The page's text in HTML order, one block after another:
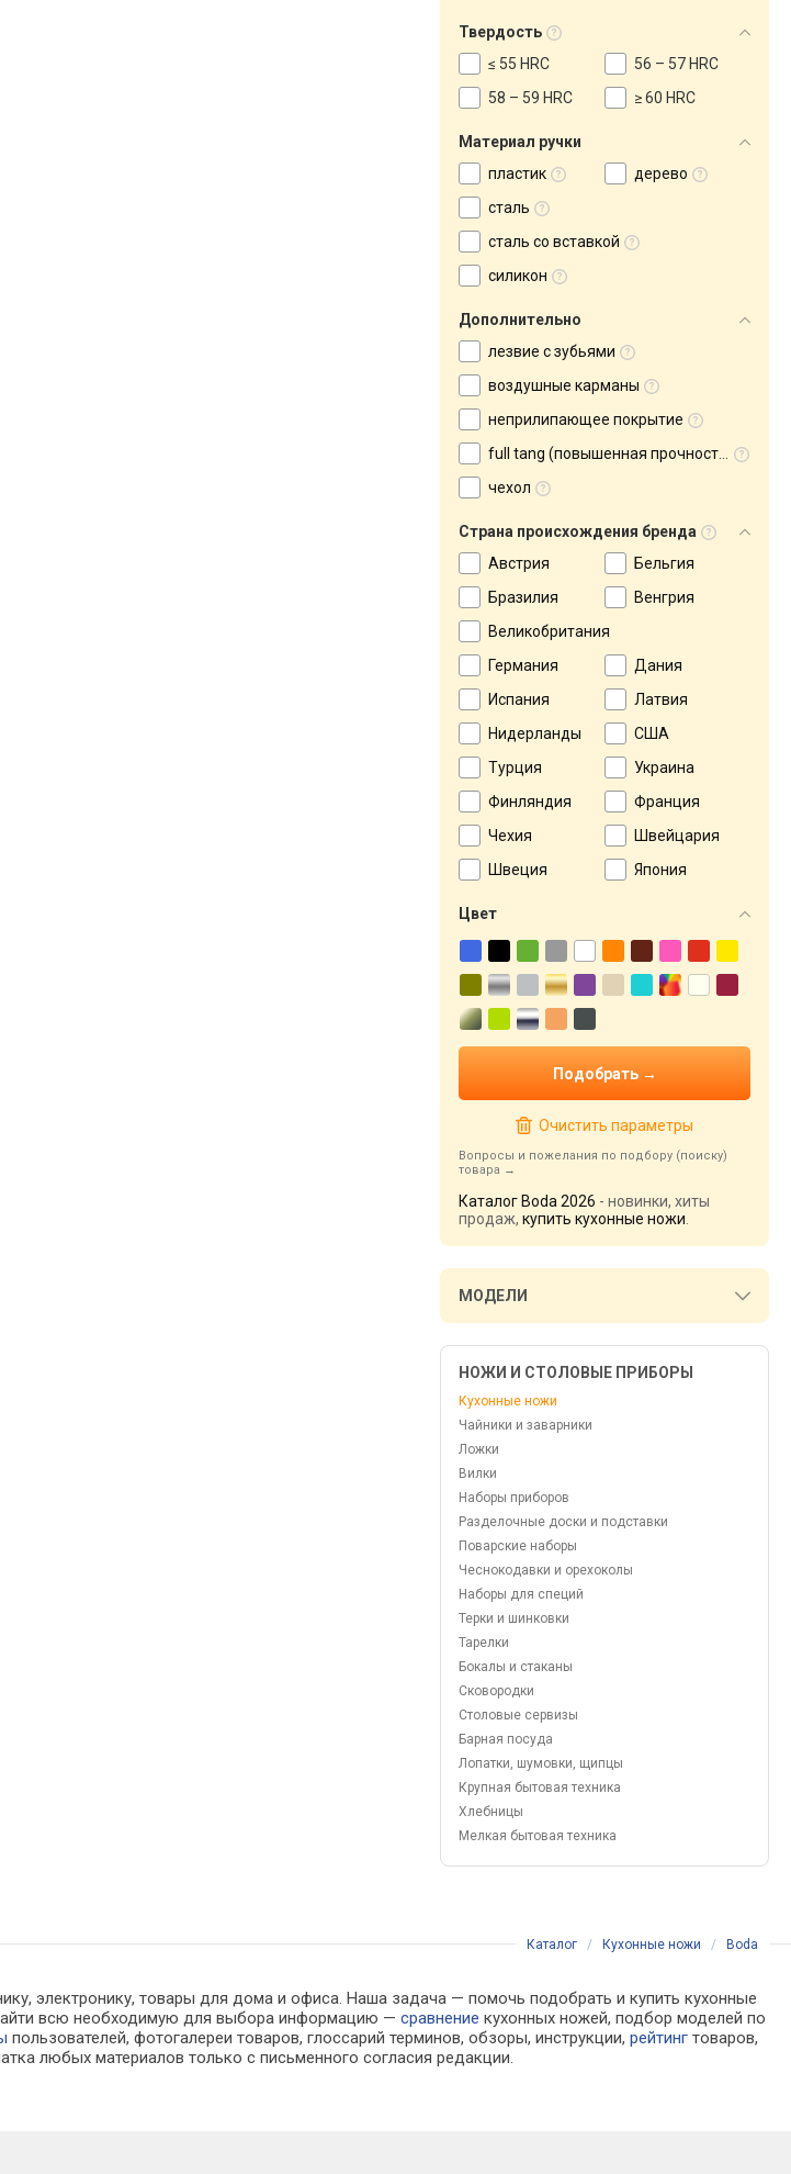
Твердость
≤ 55 HRC
56 – 57 HRC
58 – 59 HRC
≥ 60 HRC
Материал ручки
пластик
дерево
сталь
сталь со вставкой
силикон
Дополнительно
лезвие с зубьями
воздушные карманы
неприлипающее покрытие
full tang (повышенная прочность)
чехол
Страна происхождения бренда
Австрия
Бельгия
Бразилия
Венгрия
Великобритания
Германия
Дания
Испания
Латвия
Нидерланды
США
Турция
Украина
Финляндия
Франция
Чехия
Швейцария
Швеция
Япония
Цвет
Очистить параметры
Вопросы и пожелания по подбору (поиску)
товара
Каталог Boda 2026 - новинки, хиты
продаж, купить кухонные ножи
МОДЕЛИ
НОЖИ И СТОЛОВЫЕ ПРИБОРЫ
Кухонные ножи
Чайники и заварники
Ложки
Вилки
Наборы приборов
Разделочные доски и подставки
Поварские наборы
Чеснокодавки и орехоколы
Наборы для специй
Терки и шинковки
Тарелки
Бокалы и стаканы
Сковородки
Столовые сервизы
Барная посуда
Лопатки, шумовки, щипцы
Крупная бытовая техника
Хлебницы
Мелкая бытовая техника
Каталог / Кухонные ножи / Boda
электронику, товары для дома и офиса. Наша задача — помочь подобрать и купить кухонные
всю необходимую для выбора информацию —сравнение кухонных ножей, подбор моделей по
пользователей, фотогалереи товаров, глоссарий терминов, обзоры, инструкции,рейтинг товаров,
любых материалов только с письменного согласия редакции.